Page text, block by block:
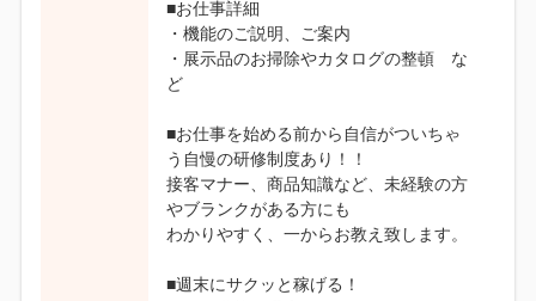
■お仕事詳細
・機能のご説明、ご案内
・展示品のお掃除やカタログの整頓 な
ど
■お仕事を始める前から自信がついちゃ
う自慢の研修制度あり！！
接客マナー、商品知識など、未経験の方
やブランクがある方にも
わかりやすく、一からお教え致します。
■週末にサクッと稼げる！